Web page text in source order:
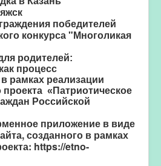
победителей
конкурса "Многоликая
родителей:
процесс
в рамках реализации
«Патриотическое
Российской
приложение в виде
созданного в рамках
https://etno-